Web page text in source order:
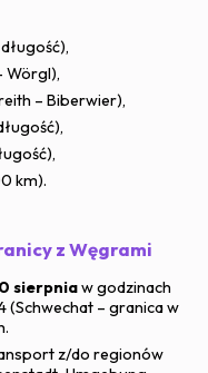
Wörgl),
– Biberwier),
km).
z Węgrami
sierpniaw godzinach
(Schwechat – granica w
z/do regionów